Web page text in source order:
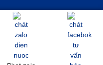
Bà Rịa - Vũng Tàu
Phường 5, Đà Lạt,